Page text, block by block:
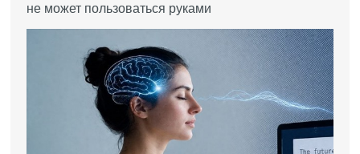
не может пользоваться руками